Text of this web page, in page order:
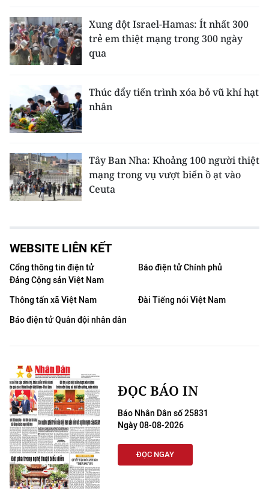
Xung đột Israel-Hamas: Ít nhất 300
trẻ em thiệt mạng trong 300 ngày
qua
Thúc đẩy tiến trình xóa bỏ vũ khí hạt
nhân
Tây Ban Nha: Khoảng 100 người thiệt
mạng trong vụ vượt biển ồ ạt vào
Ceuta
WEBSITE LIÊN KẾT
Cổng thông tin điện tử
Đảng Cộng sản Việt Nam
Báo điện tử Chính phủ
Thông tấn xã Việt Nam
Đài Tiếng nói Việt Nam
Báo điện tử Quân đội nhân dân
ĐỌC BÁO IN
Báo Nhân Dân số 25831
Ngày 08-08-2026
ĐỌC NGAY